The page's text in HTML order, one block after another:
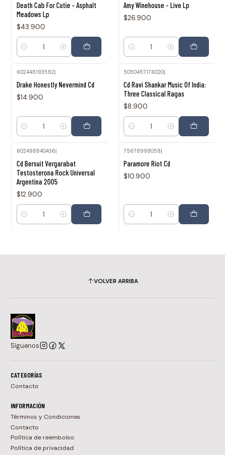
Death Cab For Cutie - Asphalt
Meadows Lp
$43.900
Cantidad
Amy Winehouse - Live Lp
$26.900
Cantidad
602448193582|
Drake Honestly Nevermind Cd
$14.900
Cantidad
5050457176020|
Cd Ravi Shankar Music Of India:
Three Classical Ragas
$8.900
Cantidad
602498840436
Cd Bersuit Vergarabat
Testosterona Rock Universal
Argentina 2005
$12.900
Cantidad
75678998058
Paramore Riot Cd
$10.900
Cantidad
VOLVER ARRIBA
Síguenos
CATEGORÍAS
Contacto
INFORMACIÓN
Términos y Condiciones
Contacto
Política de reembolso
Política de privacidad